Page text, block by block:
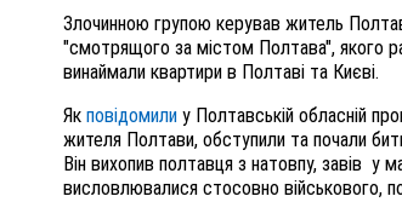
Злочинною групою керував житель
"смотрящого за містом Полтава", якого
винаймали квартири в Полтаві та Києві.
Як повідомили у Полтавській обласній
жителя Полтави, обступили та почали
Він вихопив полтавця з натовпу, завів у
висловлювалися стосовно військового,